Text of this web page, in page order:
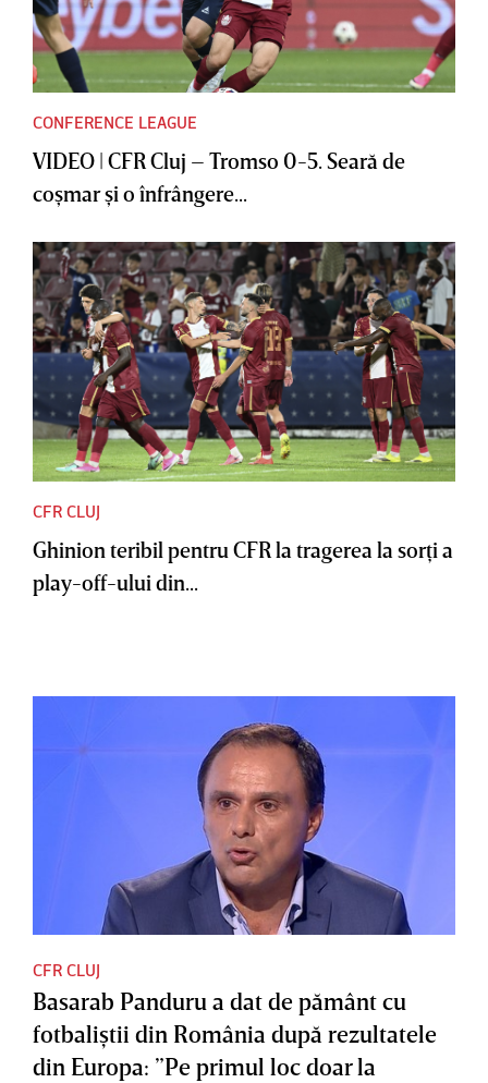
CONFERENCE LEAGUE
VIDEO | CFR Cluj – Tromso 0-5. Seară de
coşmar şi o înfrângere...
CFR CLUJ
Ghinion teribil pentru CFR la tragerea la sorţi a
play-off-ului din...
CFR CLUJ
Basarab Panduru a dat de pământ cu
fotbaliştii din România după rezultatele
din Europa: ”Pe primul loc doar la